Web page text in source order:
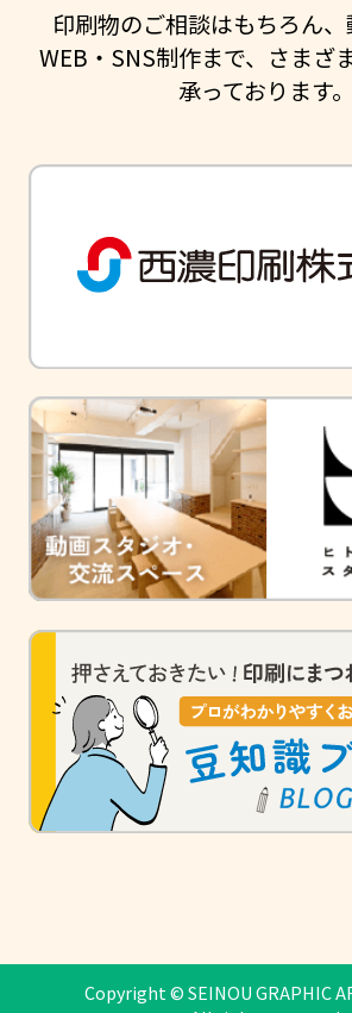
印刷物のご相談はもちろん
WEB・SNS制作まで、さまざ
承っております。
Copyright © SEINOU GRAPHIC